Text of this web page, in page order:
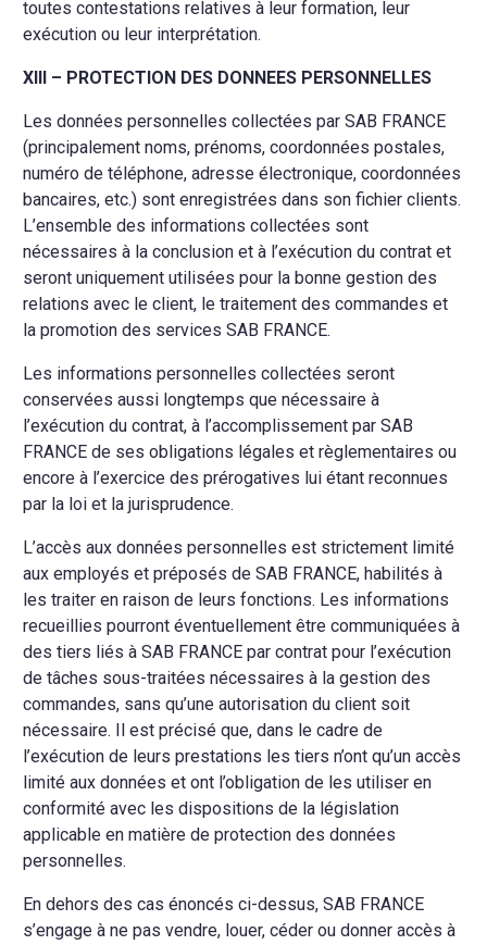
toutes contestations relatives à leur formation, leur
exécution ou leur interprétation.
XIII – PROTECTION DES DONNEES PERSONNELLES
Les données personnelles collectées par SAB FRANCE
(principalement noms, prénoms, coordonnées postales,
numéro de téléphone, adresse électronique, coordonnées
bancaires, etc.) sont enregistrées dans son fichier clients.
L’ensemble des informations collectées sont
nécessaires à la conclusion et à l’exécution du contrat et
seront uniquement utilisées pour la bonne gestion des
relations avec le client, le traitement des commandes et
la promotion des services SAB FRANCE.
Les informations personnelles collectées seront
conservées aussi longtemps que nécessaire à
l’exécution du contrat, à l’accomplissement par SAB
FRANCE de ses obligations légales et règlementaires ou
encore à l’exercice des prérogatives lui étant reconnues
par la loi et la jurisprudence.
L’accès aux données personnelles est strictement limité
aux employés et préposés de SAB FRANCE, habilités à
les traiter en raison de leurs fonctions. Les informations
recueillies pourront éventuellement être communiquées à
des tiers liés à SAB FRANCE par contrat pour l’exécution
de tâches sous-traitées nécessaires à la gestion des
commandes, sans qu’une autorisation du client soit
nécessaire. Il est précisé que, dans le cadre de
l’exécution de leurs prestations les tiers n’ont qu’un accès
limité aux données et ont l’obligation de les utiliser en
conformité avec les dispositions de la législation
applicable en matière de protection des données
personnelles.
En dehors des cas énoncés ci-dessus, SAB FRANCE
s’engage à ne pas vendre, louer, céder ou donner accès à